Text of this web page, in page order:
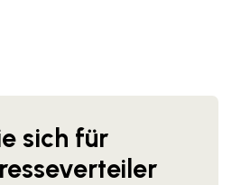
sich für